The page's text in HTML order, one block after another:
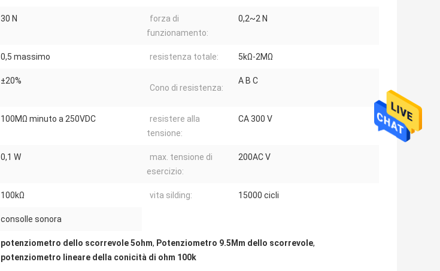
30 N
forza di
funzionamento:
0,2~2 N
0,5 massimo resistenza totale: 5kΩ-2MΩ
±20%
Cono di resistenza:
A B C
100MΩ minuto a 250VDC
resistere alla
tensione:
CA 300 V
0,1 W
max. tensione di
esercizio:
200AC V
100kΩ vita silding: 15000 cicli
consolle sonora
potenziometro dello scorrevole 5ohm, Potenziometro 9.5Mm dello scorrevole,
potenziometro lineare della conicità di ohm 100k